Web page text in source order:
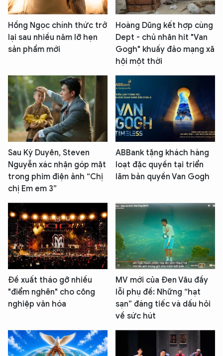
Hồng Ngọc chính thức trở
lại sau nhiều năm lỡ hẹn
sản phẩm mới
Hoàng Dũng kết hợp cùng
Dept - chủ nhân hit "Van
Gogh" khuấy đảo mạng xã
hội một thời
Sau Kỳ Duyên, Steven
Nguyễn xác nhận góp mặt
trong phim điện ảnh “Chị
chị Em em 3”
ABBank tặng khách hàng
loạt đặc quyền tại triển
lãm bản quyền Van Gogh
Đề xuất tháo gỡ nhiều
"điểm nghẽn" cho công
nghiệp văn hóa
MV mới của Đen Vâu đầy
lỗi phụ đề: Những “hạt
sạn” đáng tiếc và dấu hỏi
về sức hút